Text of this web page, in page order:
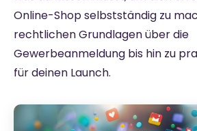
Online-Shop selbstständig zu
rechtlichen Grundlagen über die
Gewerbeanmeldung bis hin zu
für deinen Launch.